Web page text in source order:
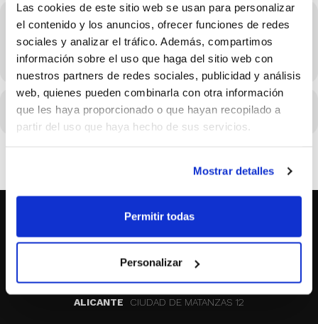
Las cookies de este sitio web se usan para personalizar
el contenido y los anuncios, ofrecer funciones de redes
sociales y analizar el tráfico. Además, compartimos
información sobre el uso que haga del sitio web con
nuestros partners de redes sociales, publicidad y análisis
web, quienes pueden combinarla con otra información
que les haya proporcionado o que hayan recopilado a
partir del uso que haya hecho de sus servicios.
Mostrar detalles
Permitir todas
Personalizar
Hora
10/10/2022 Consulta el horario en los detalles del evento
(GMT+02:00)
CALENDARIO CALENDARIO GOOGLE
SOBRE NOSOTROS
MAYOR 100 3º 17ª
VALENCIA MONESTIR DE POBLET 14 1ª 3º
ALICANTE
CIUDAD DE MATANZAS 12